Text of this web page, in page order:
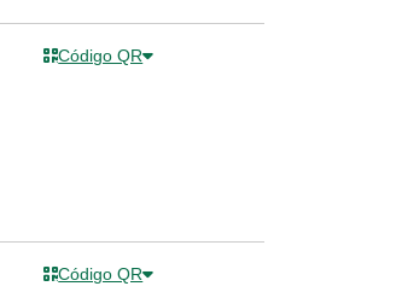
Código QR
Código QR